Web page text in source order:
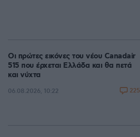
Οι πρώτες εικόνες του νέου Canadair
515 που έρχεται Ελλάδα και θα πετά
και νύχτα
06.08.2026, 10:22 225